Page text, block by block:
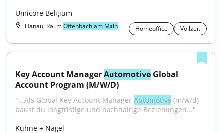
Umicore Belgium
Hanau, RaumOffenbach am Main Homeoffice Vollzeit
Key Account Manager Automotive Global
Account Program (M/W/D)
"...Als Global Key Account Manager Automotive (m/w/d)
baust du langfristige und nachhaltige Beziehungen..."
Kühne + Nagel